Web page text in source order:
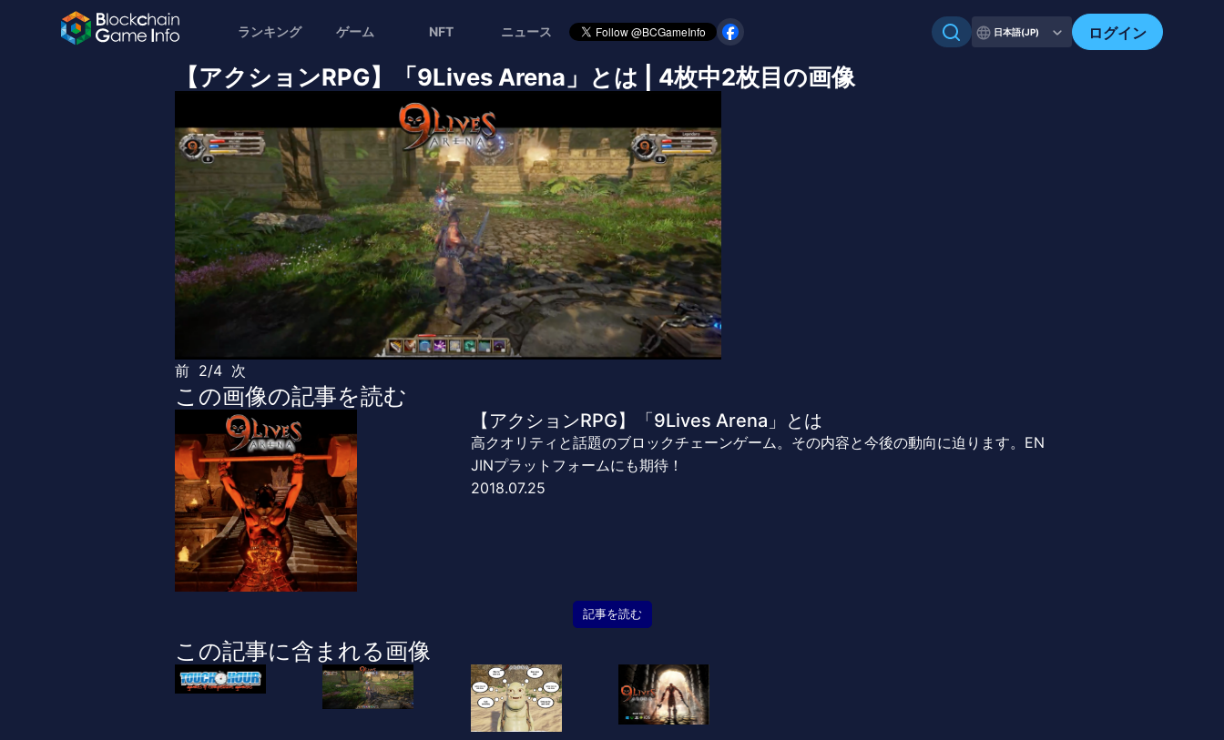
ランキング ゲーム NFT ニュース 日本語(JP) ログイン
【アクションRPG】「9Lives Arena」とは | 4枚中2枚目の画像
前 2/4 次
この画像の記事を読む
【アクションRPG】「9Lives Arena」とは
高クオリティと話題のブロックチェーンゲーム。その内容と今後の動向に迫ります。EN
JINプラットフォームにも期待！
2018.07.25
記事を読む
この記事に含まれる画像